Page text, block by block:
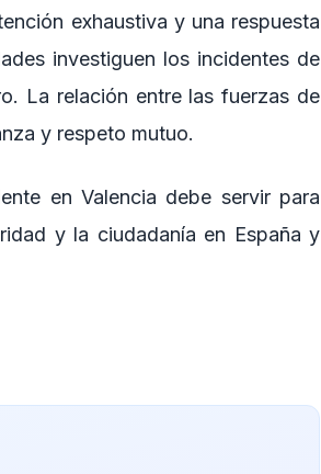
exhaustiva y una respuesta
investiguen los incidentes de
La relación entre las fuerzas de
y respeto mutuo.
en Valencia debe servir para
y la ciudadanía en España y